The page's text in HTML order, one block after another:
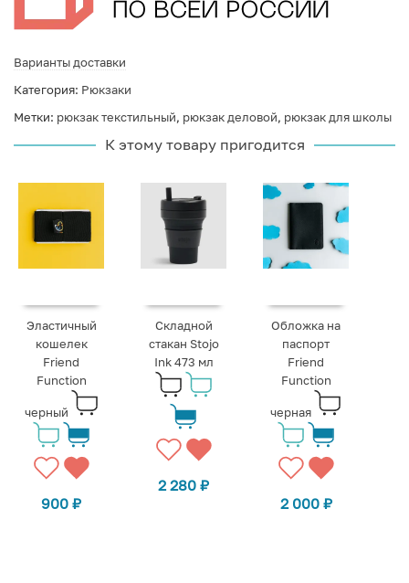
Варианты доставки
Категория: Рюкзаки
Метки: рюкзак текстильный, рюкзак деловой, рюкзак для школы
К этому товару пригодится
Эластичный
кошелек
Friend
Function
черный
900₽
Складной
стакан Stojo
Ink 473 мл
2 280₽
Обложка на
паспорт
Friend
Function
черная
2 000 ₽